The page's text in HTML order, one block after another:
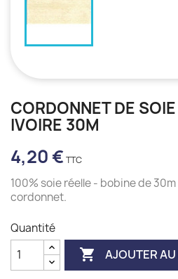
CORDONNET DE SOIE
IVOIRE 30M
4,20 €
100% soie réelle - bobine de
cordonnet.
Quantité
 AJOUTER AU